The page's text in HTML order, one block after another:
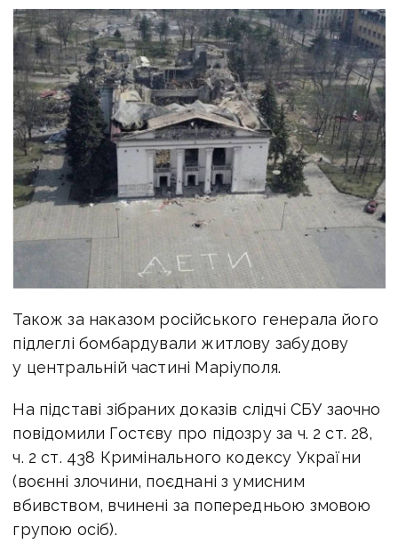
Також за наказом російського генерала його
підлеглі бомбардували житлову забудову
у центральній частині Маріуполя.
На підставі зібраних доказів слідчі СБУ заочно
повідомили Гостєву про підозру за ч. 2 ст. 28,
ч. 2 ст. 438 Кримінального кодексу України
(воєнні злочини, поєднані з умисним
вбивством, вчинені за попередньою змовою
групою осіб).